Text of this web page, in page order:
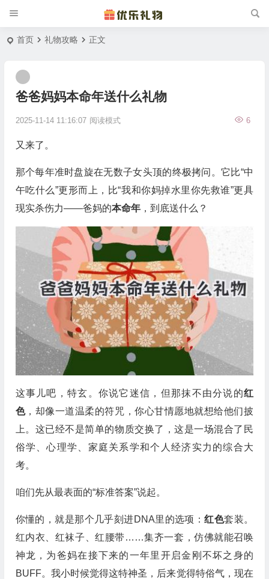
首页 礼物攻略 正文
爸爸妈妈本命年送什么礼物
2025-11-14 11:16:07 6
阅读模式
又来了。
那个每年准时盘旋在无数子女头顶的终极拷问。它比“中
午吃什么”更形而上，比“我和你妈掉水里你先救谁”更具
现实杀伤力——爸妈的本命年，到底送什么？
这事儿吧，特玄。你说它迷信，但那抹不由分说的红
色，却像一道温柔的符咒，你心甘情愿地就想给他们披
上。这已经不是简单的物质交换了，这是一场混合了民
俗学、心理学、家庭关系学和个人经济实力的综合大
考。
咱们先从最表面的“标准答案”说起。
你懂的，就是那个几乎刻进DNA里的选项：红色套装。
红内衣、红袜子、红腰带……集齐一套，仿佛就能召唤
神龙，为爸妈在接下来的一年里开启金刚不坏之身的
BUFF。我小时候觉得这特神圣，后来觉得特俗气，现在